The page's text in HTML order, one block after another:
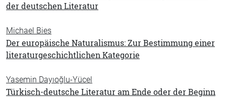
der deutschen Literatur
Michael Bies
Der europäische Naturalismus: Zur Bestimmung einer
literaturgeschichtlichen Kategorie
Yasemin Dayıoğlu-Yücel
Türkisch-deutsche Literatur am Ende oder der Beginn